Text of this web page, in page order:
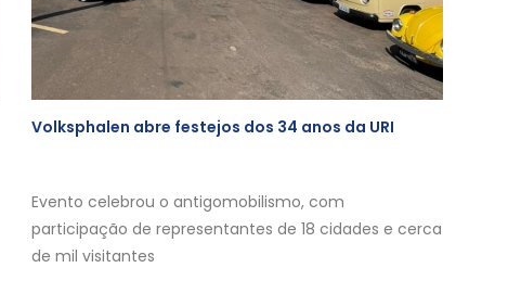
Volksphalen abre festejos dos 34 anos da URI
Evento celebrou o antigomobilismo, com
participação de representantes de 18 cidades e cerca
de mil visitantes